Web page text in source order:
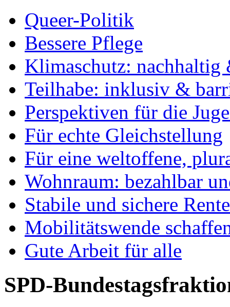
Queer-Politik
Bessere Pflege
Klimaschutz: nachhaltig
Teilhabe: inklusiv &
Perspektiven für die
Für echte Gleichstellung
Für eine weltoffene,
Wohnraum: bezahlbar
Stabile und sichere
Mobilitätswende
Gute Arbeit für alle
SPD-